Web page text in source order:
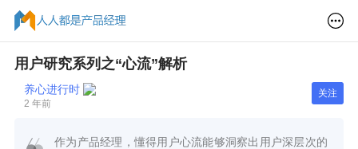
用户研究系列之“心流”解析
养心进行时
2 年前
关注
作为产品经理，懂得用户心流能够洞察出用户深层次的